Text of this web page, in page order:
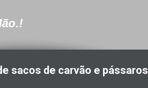
sacos de carvão e pássaros